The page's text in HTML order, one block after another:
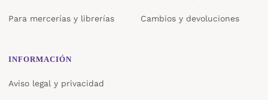
Para mercerías y librerías Cambios y devoluciones
INFORMACIÓN
Aviso legal y privacidad